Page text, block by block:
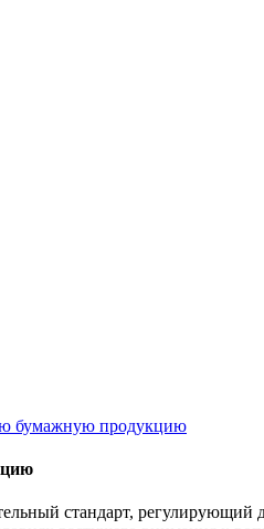
бумажную продукцию
стандарт,